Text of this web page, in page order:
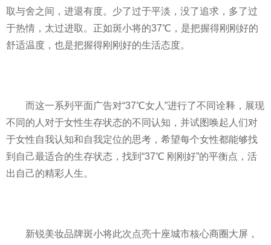
取与舍之间，进退有度。少了过于平淡，没了追求，多了过
于热情，太过进取。正如斑小将的37℃，是把握得刚刚好的
舒适温度，也是把握得刚刚好的生活态度。
而这一系列 平面广告对“37℃女人”进行了不同诠释，展现
不同的人对于女性生存状态的不同认知，并试图唤起人们对
于女性自我认知和自我定位的思考，希望每个女性都能够找
到自己最适合的生存状态，找到“37℃ 刚刚好”的平衡点，活
出自己的精彩人生。
新锐美妆品牌斑小将此次点亮十座城市核心商圈大屏，